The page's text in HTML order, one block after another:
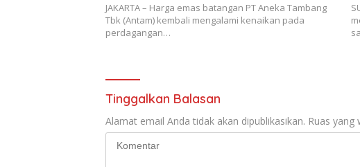
JAKARTA – Harga emas batangan PT Aneka Tambang
Tbk (Antam) kembali mengalami kenaikan pada
perdagangan…
Tinggalkan Balasan
Alamat email Anda tidak akan dipublikasikan. Ruas yang